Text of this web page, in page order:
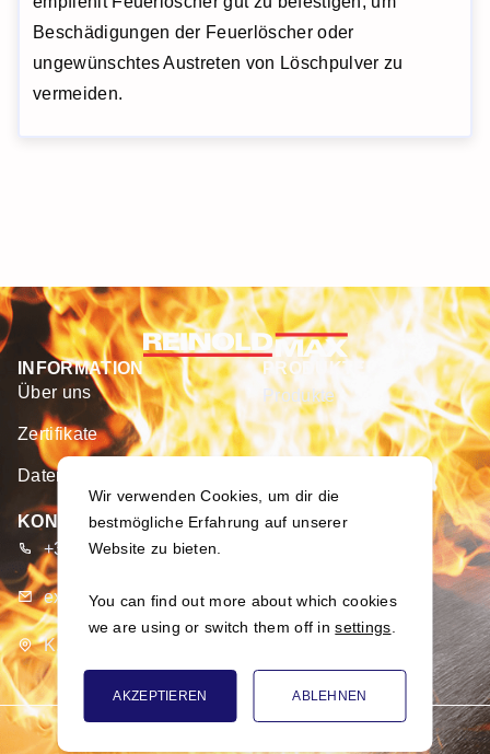
Beschädigungen der Feuerlöscher oder
ungewünschtes Austreten von Löschpulver zu
vermeiden.
KONTAKT
+370 373 93 666
export@merseta.lt
K. Dulksnio g. 9, Narsiečių k., Kauno r., Lietuva
INFORMATION
Über uns
Zertifikate
Datenschutzerklärung
PRODUKTE
Produkte
E-Shop
Wir verwenden Cookies, um dir die
bestmögliche Erfahrung auf unserer
Website zu bieten.
You can find out more about which cookies
we are using or switch them off insettings
AKZEPTIEREN ABLEHNEN